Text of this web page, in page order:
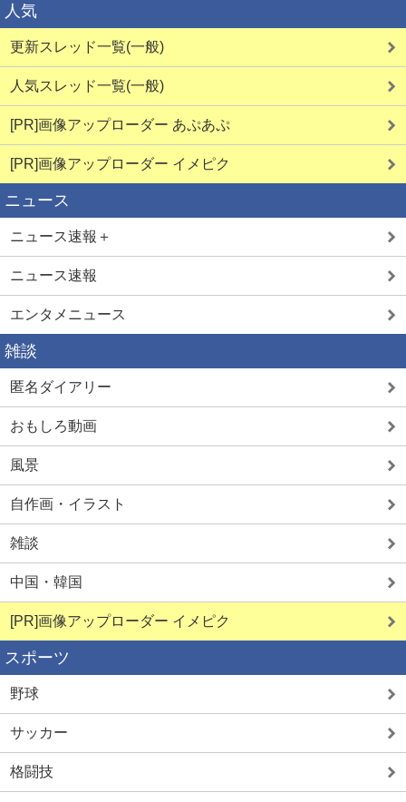
人気
更新スレッド一覧(一般)
人気スレッド一覧(一般)
[PR]画像アップローダー あぷあぷ
[PR]画像アップローダー イメピク
ニュース
ニュース速報＋
ニュース速報
エンタメニュース
雑談
匿名ダイアリー
おもしろ動画
風景
自作画・イラスト
雑談
中国・韓国
[PR]画像アップローダー イメピク
スポーツ
野球
サッカー
格闘技